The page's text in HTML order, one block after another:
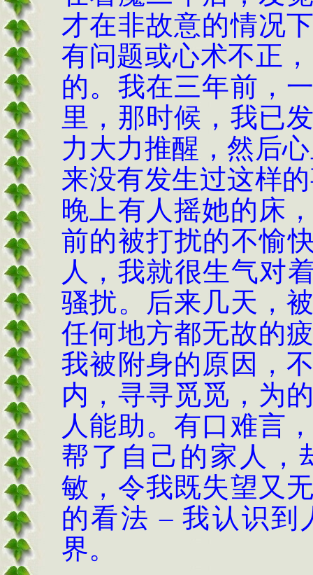
才在非故意的情况
有问题或心术不正，
的。我在三年前，
里，那时候，我已
力大力推醒，然后
来没有发生过这样
晚上有人摇她的床
前的被打扰的不愉
人，我就很生气对
骚扰。后来几天，
任何地方都无故的
我被附身的原因，
内，寻寻觅觅，为
人能助。有口难言
帮了自己的家人，
敏，令我既失望又
的看法 –我认识到
界。